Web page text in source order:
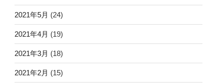
2021年5月 (24)
2021年4月 (19)
2021年3月 (18)
2021年2月 (15)